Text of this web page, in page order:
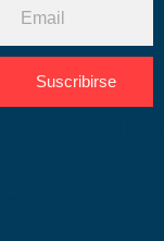
Suscribirse